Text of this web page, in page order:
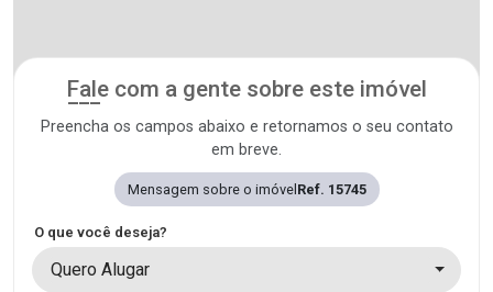
Fale com a gente sobre este imóvel
Preencha os campos abaixo e retornamos o seu contato
em breve.
Mensagem sobre o imóvel Ref. 15745
O que você deseja?
Quero Alugar